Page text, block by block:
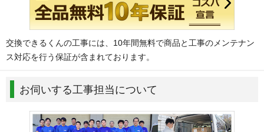
交換できるくんの工事には、10年間無料で商品と工事のメンテナン
ス対応を行う保証が含まれております。
お伺いする工事担当について